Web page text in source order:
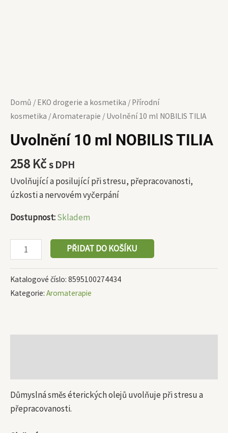
Domů / EKO drogerie a kosmetika / Přírodní
kosmetika /Aromaterapie / Uvolnění 10 ml NOBILIS TILIA
Uvolnění 10 ml NOBILIS TILIA
258 Kčs DPH
Uvolňující a posilující při stresu, přepracovanosti,
úzkosti a nervovém vyčerpání
Dostupnost:Skladem
PŘIDAT DO KOŠÍKU
Katalogové číslo: 8595100274434
Kategorie: Aromaterapie
Důmyslná směs éterických olejů uvolňuje při stresu a
přepracovanosti.